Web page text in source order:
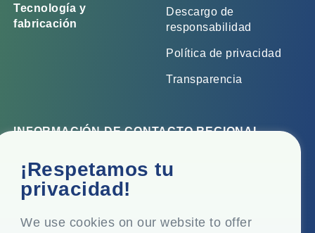
¡Respetamos tu
privacidad!
We use cookies on our website to offer
Tecnología y
fabricación
Descargo de
responsabilidad
Política de privacidad
Transparencia
INFORMACIÓN DE CONTACTO REGIONAL
Oficina corporativa
Top Floor, Times Tower, Kamala City, Senapati Bapat
Marg, Lower Parel, Mumbai - 400 013, Maharashtra,